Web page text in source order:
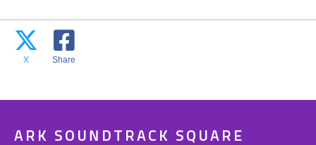
X Share
ARK SOUNDTRACK SQUARE